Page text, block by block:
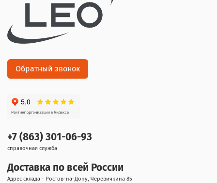
+7 (863) 301-06-93
справочная служба
Доставка по всей России
Адрес склада - Ростов-на-Дону, Черевичкина 85
Обратный звонок